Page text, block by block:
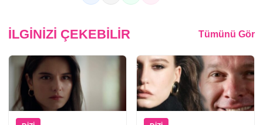
İLGINIZI ÇEKEBILIR Tümünü Gör